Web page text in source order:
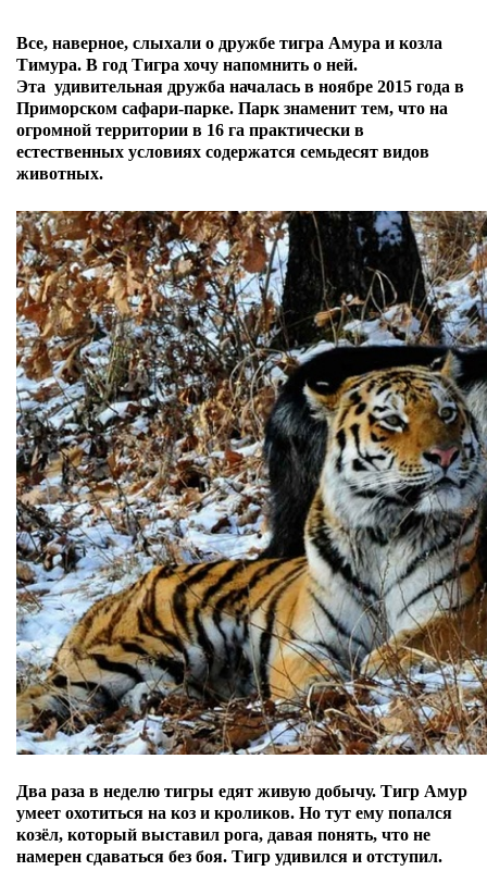
Все, наверное, слыхали о дружбе тигра Амура и козла
Тимура. В год Тигра хочу напомнить о ней.
Эта удивительная дружба началась в ноябре 2015 года в
Приморском сафари-парке. Парк знаменит тем, что на
огромной территории в 16 га практически в
естественных условиях содержатся семьдесят видов
животных.
Два раза в неделю тигры едят живую добычу. Тигр Амур
умеет охотиться на коз и кроликов. Но тут ему попался
козёл, который выставил рога, давая понять, что не
намерен сдаваться без боя. Тигр удивился и отступил.